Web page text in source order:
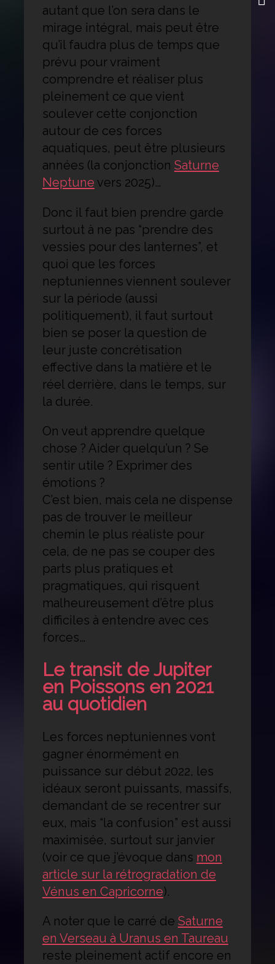
autant que l’on sera dans le
mirage intégral, mais peut être
qu’il faudra plus de temps que
prévu pour vraiment
comprendre et réaliser plus
pleinement ce que vient
soulever cette conjonction
autour de ces forces
aquatiques, peut être plusieurs
années (la conjonction Saturne
Neptune vers 2025)…
Donc il faut bien prendre garde
surtout à ne pas “prendre des
vessies pour des lanternes”, et
quoi que les forces
neptuniennes viennent soulever
sur la période (aussi
politiquement), il faut surtout
bien se poser la question de
leur juste concrétisation
effective dans la matière et le
réel derrière, dans le temps, sur
la durée.
On veut apprendre quelque
chose ? Aider quelqu’un ? Se
sentir utile ? Exprimer des
émotions ?
C’est bien, mais cela ne dispense
pas de trouver le meilleur
chemin le plus réaliste pour
cela, de ne pas se couper des
parts plus pratiques et
pragmatiques, qui risquent
malheureusement d’être plus
difficiles à entendre avec ces
forces…
Le transit de Jupiter
en Poissons en 2021
au quotidien
Les forces neptuniennes vont
gagner énormément en
puissance sur début 2022, les
idéaux seront puissants, massifs,
demandant de se recentrer sur
eux, mais “la confusion” est aussi
maximisée, surtout sur janvier
(voir ce que j’évoque dans mon
article sur la rétrogradation de
Vénus en Capricorne).
A noter que le carré de Saturne
en Verseau à Uranus en Taureau
reste pleinement actif encore en